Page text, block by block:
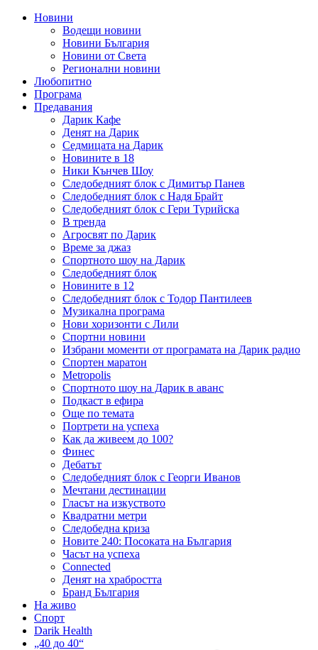
Новини
Водещи новини
Новини България
Новини от Света
Регионални новини
Любопитно
Програма
Предавания
Дарик Кафе
Денят на Дарик
Седмицата на Дарик
Новините в 18
Ники Кънчев Шоу
Следобедният блок с Димитър Панев
Следобедният блок с Надя Брайт
Следобедният блок с Гери Турийска
В тренда
Агросвят по Дарик
Време за джаз
Спортното шоу на Дарик
Следобедният блок
Новините в 12
Следобедният блок с Тодор Пантилеев
Музикална програма
Нови хоризонти с Лили
Спортни новини
Избрани моменти от програмата на Дарик радио
Спортен маратон
Metropolis
Спортното шоу на Дарик в аванс
Подкаст в ефира
Още по темата
Портрети на успеха
Как да живеем до 100?
Финес
Дебатът
Следобедният блок с Георги Иванов
Мечтани дестинации
Гласът на изкуството
Квадратни метри
Следобедна криза
Новите 240: Посоката на България
Часът на успеха
Connected
Денят на храбростта
Бранд България
На живо
Спорт
Darik Health
„40 до 40“